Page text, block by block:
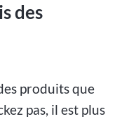
des
produits que
pas, il est plus